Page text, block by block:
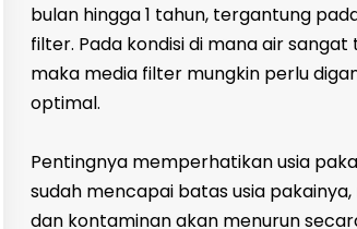
bulan hingga 1 tahun, tergantung
filter. Pada kondisi di mana air
maka media filter mungkin perlu
optimal.
Pentingnya memperhatikan usia
sudah mencapai batas usia
dan kontaminan akan menurun